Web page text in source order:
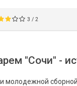
3 / 2
"Сочи" -
молодежной